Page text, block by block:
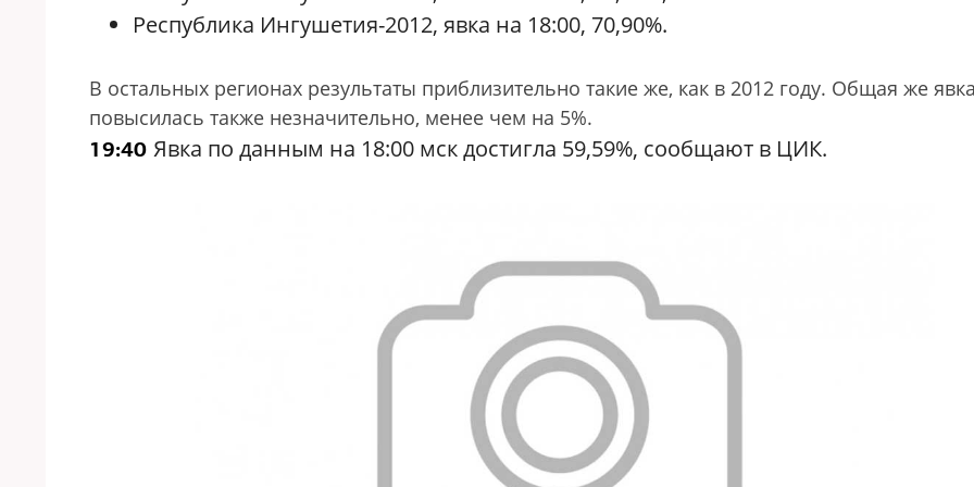
Республика Ингушетия-2012, явка на 18:00, 70,90%.
В остальных регионах результаты приблизительно такие же, как в 2012 году. Общая же
повысилась также незначительно, менее чем на 5%.
19:40 Явка по данным на 18:00 мск достигла 59,59%, сообщают в ЦИК.